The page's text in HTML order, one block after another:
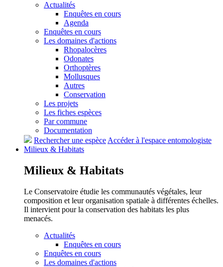
Actualités
Enquêtes en cours
Agenda
Enquêtes en cours
Les domaines d'actions
Rhopalocères
Odonates
Orthoptères
Mollusques
Autres
Conservation
Les projets
Les fiches espèces
Par commune
Documentation
Rechercher une espèce Accéder à l'espace entomologiste
Milieux & Habitats
Milieux & Habitats
Le Conservatoire étudie les communautés végétales, leur
composition et leur organisation spatiale à différentes échelles.
Il intervient pour la conservation des habitats les plus
menacés.
Actualités
Enquêtes en cours
Enquêtes en cours
Les domaines d'actions